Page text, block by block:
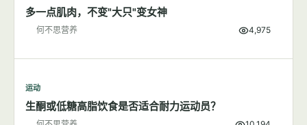
多一点肌肉，不变"大只"变女神
何不思营养 4,975
运动
生酮或低糖高脂饮食是否适合耐力运动员？